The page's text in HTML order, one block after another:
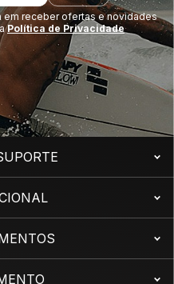
em receber ofertas e novidades
Política de Privacidade